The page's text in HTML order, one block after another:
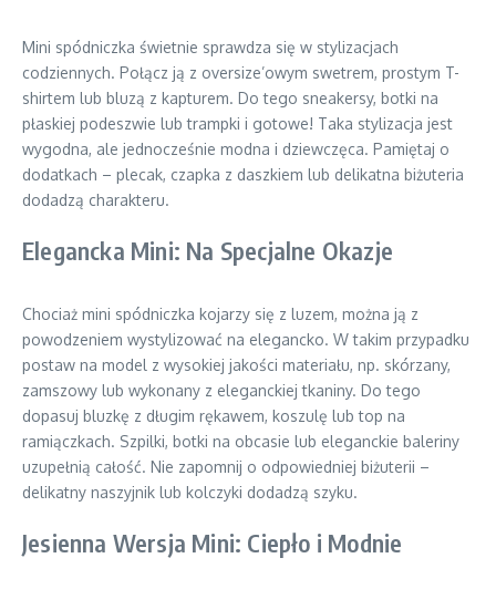
Mini spódniczka świetnie sprawdza się w stylizacjach
codziennych. Połącz ją z oversize’owym swetrem, prostym T-
shirtem lub bluzą z kapturem. Do tego sneakersy, botki na
płaskiej podeszwie lub trampki i gotowe! Taka stylizacja jest
wygodna, ale jednocześnie modna i dziewczęca. Pamiętaj o
dodatkach – plecak, czapka z daszkiem lub delikatna biżuteria
dodadzą charakteru.
Elegancka Mini: Na Specjalne Okazje
Chociaż mini spódniczka kojarzy się z luzem, można ją z
powodzeniem wystylizować na elegancko. W takim przypadku
postaw na model z wysokiej jakości materiału, np. skórzany,
zamszowy lub wykonany z eleganckiej tkaniny. Do tego
dopasuj bluzkę z długim rękawem, koszulę lub top na
ramiączkach. Szpilki, botki na obcasie lub eleganckie baleriny
uzupełnią całość. Nie zapomnij o odpowiedniej biżuterii –
delikatny naszyjnik lub kolczyki dodadzą szyku.
Jesienna Wersja Mini: Ciepło i Modnie